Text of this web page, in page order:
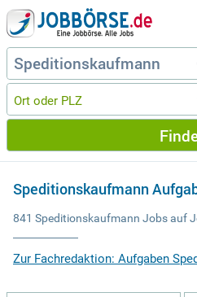
Speditionskaufmann
841 Speditionskaufmann Jobs auf
Zur Fachredaktion: Aufgaben